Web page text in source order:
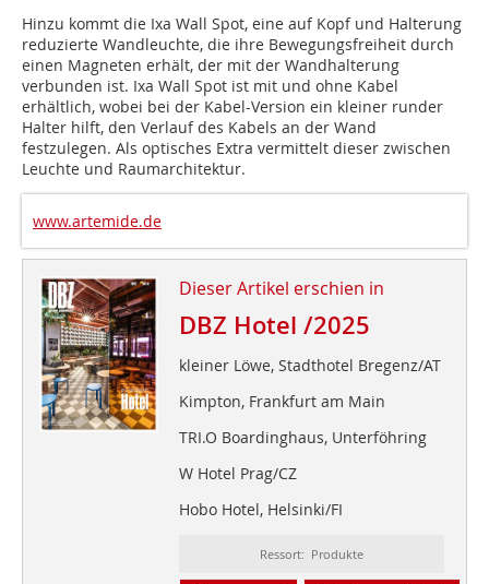
Hinzu kommt die Ixa Wall Spot, eine auf Kopf und Halterung
reduzierte Wandleuchte, die ihre Bewegungsfreiheit durch
einen Mag­neten erhält, der mit der Wandhalterung
verbunden ist. Ixa Wall Spot ist mit und ohne Kabel
erhältlich, wobei bei der Kabel-Version ein kleiner runder
Halter hilft, den Verlauf des Kabels an der Wand
festzulegen. Als optisches Extra vermittelt dieser zwischen
Leuchte und Raumarchitektur.
www.artemide.de
Dieser Artikel erschien in
DBZ Hotel /2025
kleiner Löwe, Stadthotel Bregenz/AT
Kimpton, Frankfurt am Main
TRI.O Boardinghaus, Unterföhring
W Hotel Prag/CZ
Hobo Hotel, Helsinki/FI
Ressort: Produkte